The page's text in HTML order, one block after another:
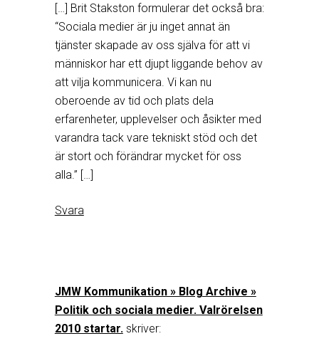
[…] Brit Stakston formulerar det också bra:
“Sociala medier är ju inget annat än
tjänster skapade av oss själva för att vi
människor har ett djupt liggande behov av
att vilja kommunicera. Vi kan nu
oberoende av tid och plats dela
erfarenheter, upplevelser och åsikter med
varandra tack vare tekniskt stöd och det
är stort och förändrar mycket för oss
alla.” […]
Svara
JMW Kommunikation » Blog Archive »
Politik och sociala medier. Valrörelsen
2010 startar. skriver: